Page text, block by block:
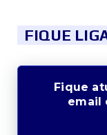
FIQUE
Fique
email